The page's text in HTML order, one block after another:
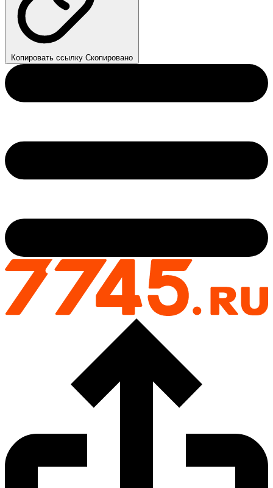
Копировать ссылку Скопировано